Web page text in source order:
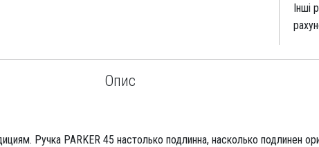
Інші
Опис
Ручка PARKER 45 настолько подлинна, насколько подлинен